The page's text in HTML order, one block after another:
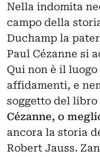
Nella indomita
campo della
Duchamp la
Paul Cézanne si
Qui non è il
affidamenti, e
soggetto del libro
Cézanne, o
ancora la storia
Robert Jauss.